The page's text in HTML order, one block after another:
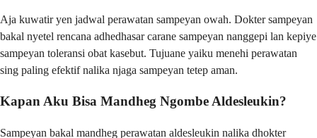
Aja kuwatir yen jadwal perawatan sampeyan owah. Dokter sampeyan
bakal nyetel rencana adhedhasar carane sampeyan nanggepi lan kepiye
sampeyan toleransi obat kasebut. Tujuane yaiku menehi perawatan
sing paling efektif nalika njaga sampeyan tetep aman.
Kapan Aku Bisa Mandheg Ngombe Aldesleukin?
Sampeyan bakal mandheg perawatan aldesleukin nalika dhokter